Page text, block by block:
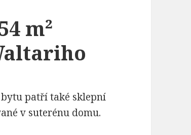
m²
bytu patří také sklepní
v suterénu domu.